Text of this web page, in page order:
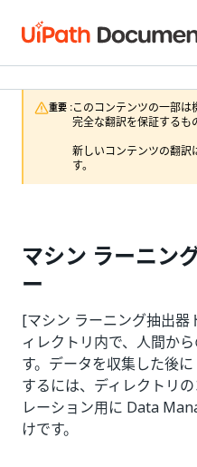
重要 :このコンテンツの一部は
完全な翻訳を保証するも
新しいコンテンツの翻訳
す。
マシン ラーニン
ー
[マシン ラーニング抽出
ィレクトリ内で、人間か
す。データを収集した後
するには、ディレクトリ
レーション用に Data
けです。